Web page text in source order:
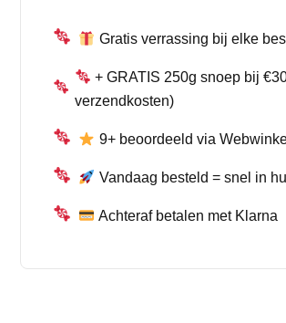
Gratis verrassing bij elke
+ GRATIS 250g snoep bij
verzendkosten)
9+ beoordeeld via
Vandaag besteld = snel in
Achteraf betalen met Klarna